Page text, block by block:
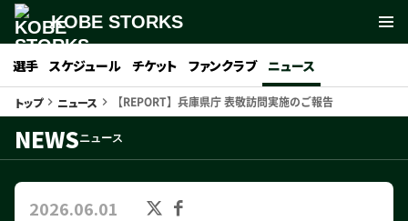
KOBE STORKS
選手 スケジュール チケット ファンクラブ ニュース
トップkeyboard_arrow_right ニュース keyboard_arrow_right 【REPORT】兵庫県庁 表敬訪問実施のご報告
NEWSニュース
2026.06.01